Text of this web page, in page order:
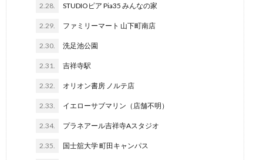
2.28. STUDIOピア Pia35 みんなの家
2.29. ファミリーマート 山下町南店
2.30. 洗足池公園
2.31. 吉祥寺駅
2.32. オリオン書房 ノルテ店
2.33. イエローサブマリン（店舗不明）
2.34. プラネアール吉祥寺Aスタジオ
2.35. 国士舘大学 町田キャンパス